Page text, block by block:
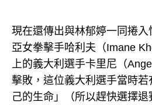
現在還傳出與林郁婷一同捲入
亞女拳擊手哈利夫（Imane
上的義大利選手卡里尼（
擊敗，這位義大利選手當時若
己的生命」（所以趕快選擇